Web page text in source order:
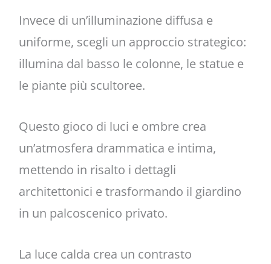
Invece di un’illuminazione diffusa e
uniforme, scegli un approccio strategico:
illumina dal basso le colonne, le statue e
le piante più scultoree.
Questo gioco di luci e ombre crea
un’atmosfera drammatica e intima,
mettendo in risalto i dettagli
architettonici e trasformando il giardino
in un palcoscenico privato.
La luce calda crea un contrasto